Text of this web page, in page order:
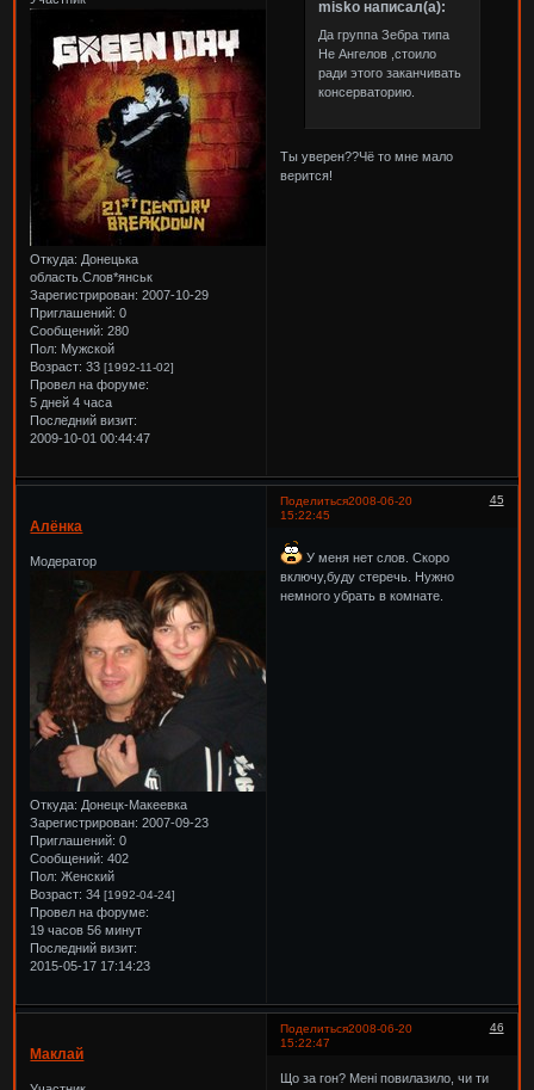
Откуда: Донецька
область.Слов*янськ
Зарегистрирован: 2007-10-29
Приглашений: 0
Сообщений: 280
Пол: Мужской
Возраст: 33[1992-11-02]
Провел на форуме:
5 дней 4 часа
Последний визит:
2009-10-01 00:44:47
misko написал(а):
Да группа Зебра типа
Не Ангелов ,стоило
ради этого заканчивать
консерваторию.
Ты уверен??Чё то мне мало
верится!
Поделиться 45
2008-06-20
15:22:45
Алёнка
Модератор
Откуда: Донецк-Макеевка
Зарегистрирован: 2007-09-23
Приглашений: 0
Сообщений: 402
Пол: Женский
Возраст: 34[1992-04-24]
Провел на форуме:
19 часов 56 минут
Последний визит:
2015-05-17 17:14:23
У меня нет слов. Скоро
включу,буду стеречь. Нужно
немного убрать в комнате.
Поделиться 46
2008-06-20
15:22:47
Маклай
Що за гон? Мені повилазило, чи ти